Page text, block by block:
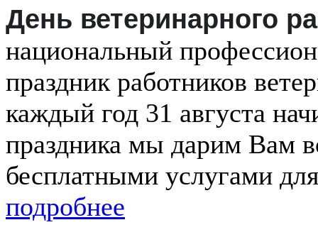
День ветеринарного
национальный
праздник работников
каждый год 31 августа
праздника мы дарим Вам
бесплатными услугами
подробнее